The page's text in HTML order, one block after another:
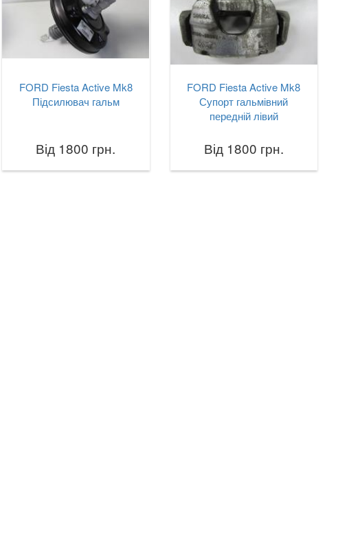
FORD Fiesta Active Mk8
Підсилювач гальм
Від 1800 грн.
FORD Fiesta Active Mk8
Супорт гальмівний
передній лівий
Від 1800 грн.